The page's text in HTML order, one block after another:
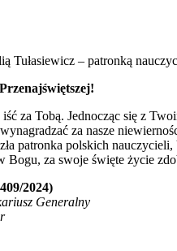
Tułasiewicz – patronką
iść za Tobą. Jednocząc się z
za nasze
patronka polskich
Bogu, za swoje święte życie
2024)
Generalny